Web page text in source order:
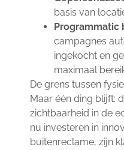
basis van
Programmatic
campagnes
ingekocht en
maximaal
De grens tussen
Maar één ding blijft:
zichtbaarheid in de
nu investeren in
buitenreclame, zijn